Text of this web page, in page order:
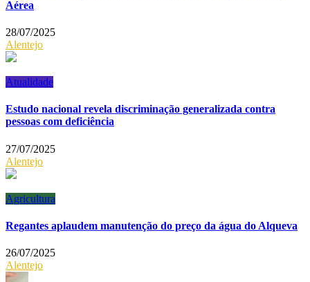
Aérea
28/07/2025
Alentejo
Atualidade
Estudo nacional revela discriminação generalizada contra
pessoas com deficiência
27/07/2025
Alentejo
Agricultura
Regantes aplaudem manutenção do preço da água do Alqueva
26/07/2025
Alentejo